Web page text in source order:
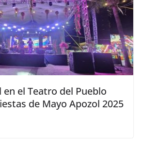
el Teatro del Pueblo
de Mayo Apozol 2025